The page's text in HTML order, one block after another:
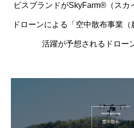
ビスブランドがSkyFarm®（ス
ドローンによる「空中散布事業
活躍が予想されるドロー